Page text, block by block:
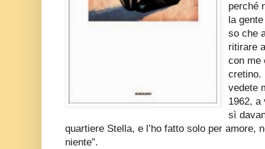
perché
la
so che
ritirare
con me
cretino.
vedete
1962, a
sì
quartiere Stella, e l’ho fatto solo per amore,
niente”.